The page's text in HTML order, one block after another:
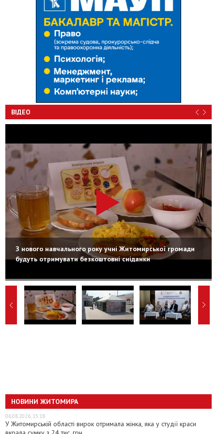
ВІДЕО
З нового навчального року учні Житомирської громади
будуть отримувати безкоштовні сніданки
НОВИНИ ЖИТОМИРА
06.08.2026, 15:18
У Житомирській області вирок отримала жінка, яка у студії краси